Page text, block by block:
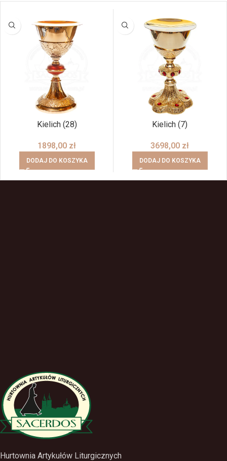
Kielich (28)
1898,00 zł
DODAJ DO KOSZYKA
Kielich (7)
3698,00 zł
DODAJ DO KOSZYKA
Hurtownia Artykułów Liturgicznych